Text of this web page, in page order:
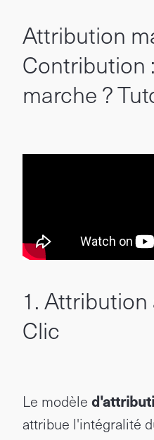
Attribution
Contribution
marche ?
1.
Clic
Le modèle
attribue l'intégralité